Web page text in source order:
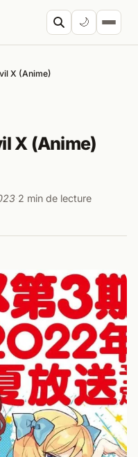
🌙
X (Anime)
X (Anime)
· 2 min de lecture